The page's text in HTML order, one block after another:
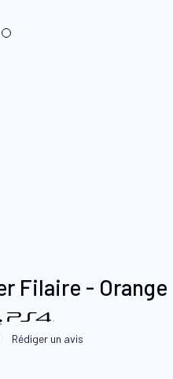
Filaire - Orange
Rédiger un avis